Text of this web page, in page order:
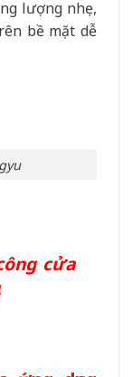
lượng nhẹ,
bề mặt dễ
cửa